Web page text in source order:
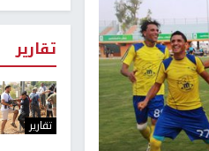
تقارير
تقارير